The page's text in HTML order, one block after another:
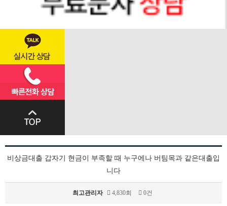
비상금대출 갑자기 현금이 부족할 때 누구에나 버팀목과 같은대출입
니다
최고관리자 4,830회 0건